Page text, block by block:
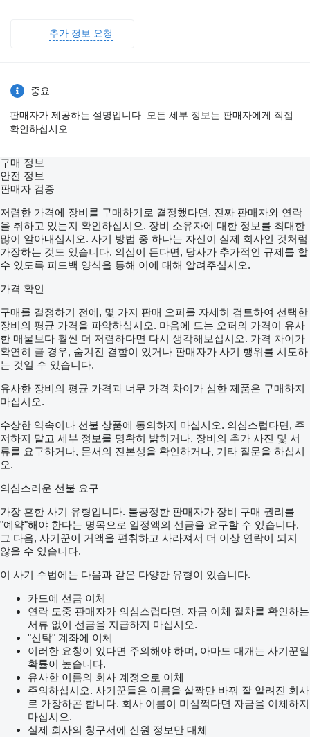
추가 정보 요청
중요
판매자가 제공하는 설명입니다. 모든 세부 정보는 판매자에게 직접
확인하십시오.
구매 정보
안전 정보
판매자 검증
저렴한 가격에 장비를 구매하기로 결정했다면, 진짜 판매자와 연락
을 취하고 있는지 확인하십시오. 장비 소유자에 대한 정보를 최대한
많이 알아내십시오. 사기 방법 중 하나는 자신이 실제 회사인 것처럼
가장하는 것도 있습니다. 의심이 든다면, 당사가 추가적인 규제를 할
수 있도록 피드백 양식을 통해 이에 대해 알려주십시오.
가격 확인
구매를 결정하기 전에, 몇 가지 판매 오퍼를 자세히 검토하여 선택한
장비의 평균 가격을 파악하십시오. 마음에 드는 오퍼의 가격이 유사
한 매물보다 훨씬 더 저렴하다면 다시 생각해보십시오. 가격 차이가
확연히 클 경우, 숨겨진 결함이 있거나 판매자가 사기 행위를 시도하
는 것일 수 있습니다.
유사한 장비의 평균 가격과 너무 가격 차이가 심한 제품은 구매하지
마십시오.
수상한 약속이나 선불 상품에 동의하지 마십시오. 의심스럽다면, 주
저하지 말고 세부 정보를 명확히 밝히거나, 장비의 추가 사진 및 서
류를 요구하거나, 문서의 진본성을 확인하거나, 기타 질문을 하십시
오.
의심스러운 선불 요구
가장 흔한 사기 유형입니다. 불공정한 판매자가 장비 구매 권리를
"예약"해야 한다는 명목으로 일정액의 선금을 요구할 수 있습니다.
그 다음, 사기꾼이 거액을 편취하고 사라져서 더 이상 연락이 되지
않을 수 있습니다.
이 사기 수법에는 다음과 같은 다양한 유형이 있습니다.
카드에 선금 이체
연락 도중 판매자가 의심스럽다면, 자금 이체 절차를 확인하는
서류 없이 선금을 지급하지 마십시오.
"신탁" 계좌에 이체
이러한 요청이 있다면 주의해야 하며, 아마도 대개는 사기꾼일
확률이 높습니다.
유사한 이름의 회사 계정으로 이체
주의하십시오. 사기꾼들은 이름을 살짝만 바꿔 잘 알려진 회사
로 가장하곤 합니다. 회사 이름이 미심쩍다면 자금을 이체하지
마십시오.
실제 회사의 청구서에 신원 정보만 대체